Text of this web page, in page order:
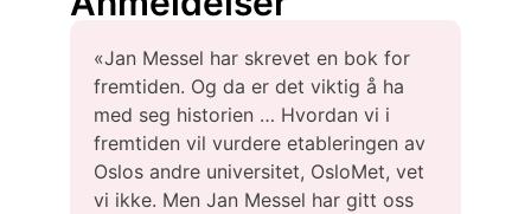
«Jan Messel har skrevet en bok for
fremtiden. Og da er det viktig å ha
med seg historien … Hvordan vi i
fremtiden vil vurdere etableringen av
Oslos andre universitet, OsloMet, vet
vi ikke. Men Jan Messel har gitt oss